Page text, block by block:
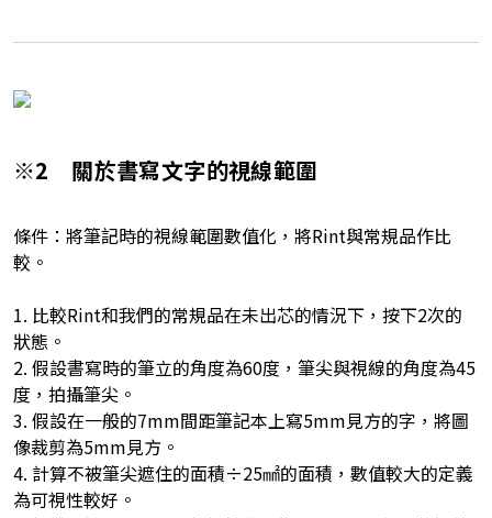
※2 關於書寫文字的視線範圍
條件：將筆記時的視線範圍數值化，將Rint與常規品作比
較。
1. 比較Rint和我們的常規品在未出芯的情況下，按下2次的
狀態。
2. 假設書寫時的筆立的角度為60度，筆尖與視線的角度為45
度，拍攝筆尖。
3. 假設在一般的7mm間距筆記本上寫5mm見方的字，將圖
像裁剪為5mm見方。
4. 計算不被筆尖遮住的面積÷25㎟的面積，數值較大的定義
為可視性較好。